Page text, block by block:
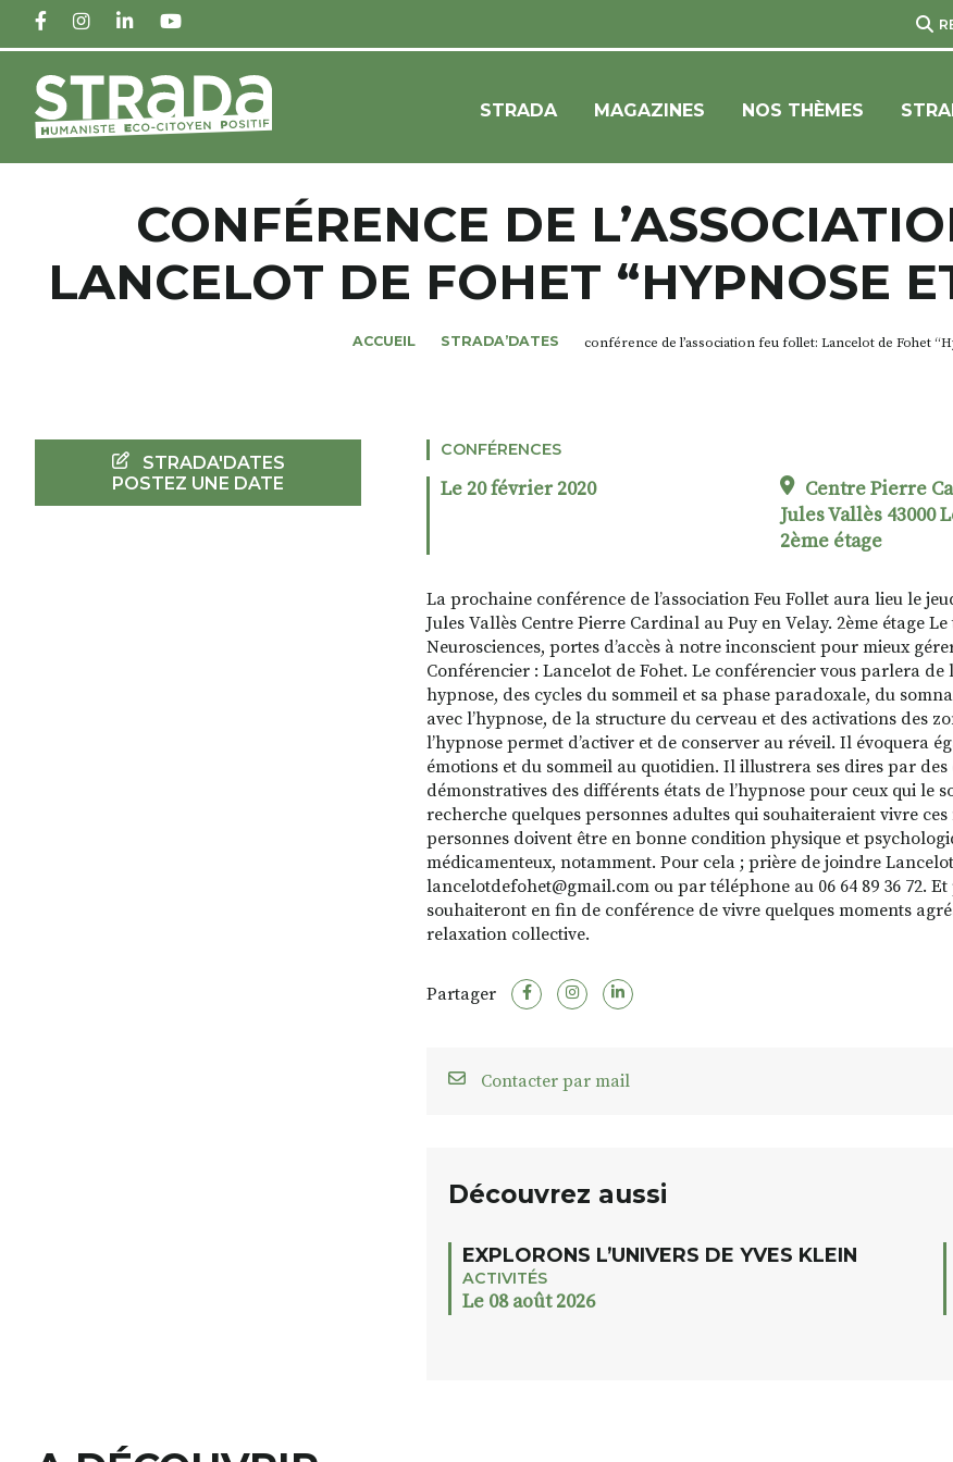
FACEBOOKINSTAGRAM
LINKEDINYOUTUBE
STRADA MAGAZINES NOS THÈMES
CONFÉRENCE DE
LANCELOT DE FOHET “HYPNOSE
ACCUEIL STRADA’DATES conférence de l’association feu follet: Lancelot de Fohet
CONFÉRENCES
Le 20 février 2020
Centre Pierre
Jules Vallès 43000
2ème étage
La prochaine conférence de l’association Feu Follet aura lieu le
Jules Vallès Centre Pierre Cardinal au Puy en Velay. 2ème étage
Neurosciences, portes d’accès à notre inconscient pour mieux
Conférencier : Lancelot de Fohet. Le conférencier vous parlera de
hypnose, des cycles du sommeil et sa phase paradoxale, du
avec l’hypnose, de la structure du cerveau et des activations des
l’hypnose permet d’activer et de conserver au réveil. Il évoquera
émotions et du sommeil au quotidien. Il illustrera ses dires par
démonstratives des différents états de l’hypnose pour ceux qui le
recherche quelques personnes adultes qui souhaiteraient vivre
personnes doivent être en bonne condition physique et
médicamenteux, notamment. Pour cela ; prière de joindre
lancelotdefohet@gmail.com ou par téléphone au 06 64 89 36 72.
souhaiteront en fin de conférence de vivre quelques moments
relaxation collective.
Partager
Contacter par mail
Découvrez aussi
EXPLORONS L’UNIVERS DE YVES KLEIN
ACTIVITÉS
Le 08 août 2026
STRADA'DATES
POSTEZ UNE DATE